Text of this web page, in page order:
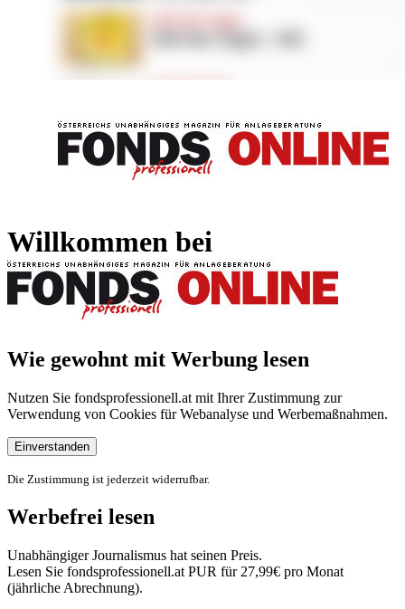
Willkommen bei
Wie gewohnt mit Werbung lesen
Nutzen Sie fondsprofessionell.at mit Ihrer Zustimmung zur
Verwendung von Cookies für Webanalyse und Werbemaßnahmen.
Einverstanden
Die Zustimmung ist jederzeit widerrufbar.
Werbefrei lesen
Unabhängiger Journalismus hat seinen Preis.
Lesen Sie fondsprofessionell.at PUR für 27,99€ pro Monat
(jährliche Abrechnung).